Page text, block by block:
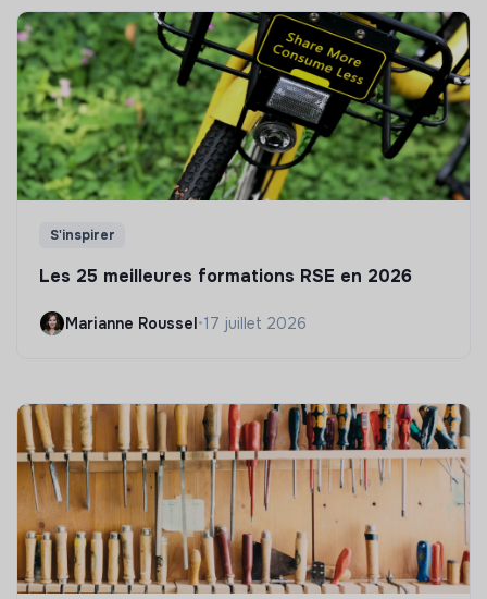
S'inspirer
Les 25 meilleures formations RSE en 2026
Marianne Roussel•17 juillet 2026